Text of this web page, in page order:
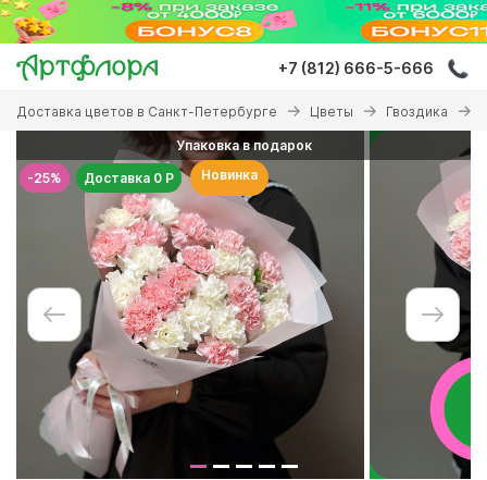
Перейти
основному
содержанию
+7 (812) 666-5-666
Вы
здесь
Доставка цветов в Санкт-Петербурге Цветы Гвоздика
-25%
Упаковка в подарок
Доставка 0 Р
Новинка